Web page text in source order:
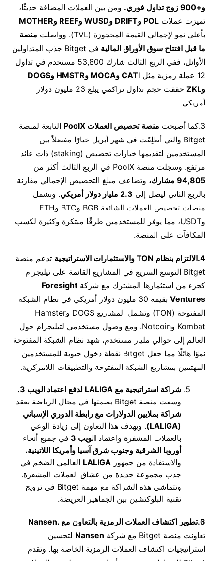
و+900 زوج تداول فوري.
ومن بين العملات المضافة حديثًا،
تميزت عملات POL وDRIFT وWUSDوREEF وMOTHER
بأعلى نمو لإجمالي القيمة المحجوزة (TVL). وواصلت
منصة
ما قبل افتتاح سوق الأوراق المالية
في Bitget جذب المتداولين
الأوائل، ففي الربع الثالث شارك 53,800 مستخدم في تداول
12 عملة رمزية مثل
CATIوMOCA وHMSTR وDOGS
وZKL
حققت حجم تداول تراكمي يبلغ 23 مليون دولار
أمريكي.
3.كما أصبحت منصة تحصيص العملات PoolX التابعة لمنصة
Bitget والتي أطلِقَت في شهر أبريل خيارًا مفضلاً بين
المستخدمين لتقديمها خيارات تحصيص (staking) ذات عائد
مرتفع. وسجلت منصة PoolX في الربع الثالث أكثر من
94,805 مشارك،
وتضاعف مبلغ التحصيص الإجمالي مقارنة
بالربع الثاني ليصل إلى 2.3 مليار دولار أمريكي
. وتشمل
منصات تحصيص العملات الشائعة BGB وBTC وETH
وUSDT، مما يوفر للمستخدمين طرقًا مبتكرة وكثيرة لكسب
المكافآت على المنصة.
4.الالتزام بنظام TONوالاستثمارات الاستراتيجية تدعم منصة
Bitget التوسع السريع في المشاريع القائمة على تيليجرام
كجزء من استثمارها المشترك مع شركة Foresight
Ventures
بقيمة 30 مليون دولار أمريكي في نظام الشبكة
المفتوحة (TON) وتشمل المشاريع DOGS وHamster
Kombat وNotcoin. ومع وصول مستخدمي لتيليجرام حول
العالم إلى حوالي مليار مستخدم، شهد نظام الشبكة المفتوحة
نموًا هائلًا مما جعل Bitget نقطة دخول حيوية للمستخدمين
المهتمين بمشاريع الشبكة المفتوحة والتطبيقات اللامركزية.
شراكة استراتيجية مع LALIGA لدفع اعتماد الويب 3.
وسعت منصة Bitget بصمتها في مجال الرياضة بعقد
شراكة بملايين الدولارات مع رابطة الدوري الإسباني
(
LALIGA
). ويهدف هذا التعاون إلى زيادة الوعي
بالعملات المشفرة واعتماد الويب 3
في جميع أنحاء
أوروبا الشرقية وجنوب شرق آسيا وأمريكا اللاتينية،
والاستفادة من جمهور LALIGA العالمي الضخم في
جذب مجموعة جديدة من عشاق العملات المشفرة.
وتتماشى هذه الشراكة مع مهمة Bitget في ترويج
تقنية البلوكتشين بين الجماهير العريضة.
6. تطوير اكتشاف العملات الر مزية بالتعاون مع .
Nansen
تعاونت منصة Bitget مع شركة
Nansen لتحسين
استراتيجيات اكتشاف العملات الرمزية الخاصة بها. وتقدم